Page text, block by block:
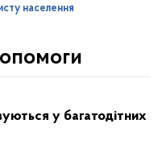
населення
у багатодітних